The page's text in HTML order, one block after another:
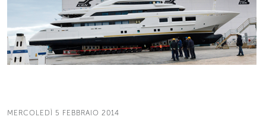
MERCOLEDÌ 5 FEBBRAIO 2014